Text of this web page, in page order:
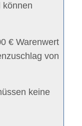
können
€ Warenwert
von
keine